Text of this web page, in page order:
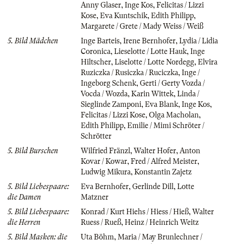
Anny Glaser, Inge Kos, Felicitas / Lizzi
Kose, Eva Kuntschik, Edith Philipp,
Margarete / Grete / Mady Weiss / Weiß
5. Bild Mädchen
Inge Barteis, Irene Bernhofer, Lydia / Lidia
Coronica, Lieselotte / Lotte Hauk, Inge
Hiltscher, Liselotte / Lotte Nordegg, Elvira
Ruziczka / Rusiczka / Ruciczka, Inge /
Ingeborg Schenk, Gerti / Gerty Vozda /
Vocda / Wozda, Karin Wittek, Linda /
Sieglinde Zamponi, Eva Blank, Inge Kos,
Felicitas / Lizzi Kose, Olga Macholan,
Edith Philipp, Emilie / Mimi Schröter /
Schrötter
5. Bild Burschen
Wilfried Fränzl , Walter Hofer, Anton
Kovar / Kowar, Fred / Alfred Meister,
Ludwig Mikura, Konstantin Zajetz
5. Bild Liebespaare:
die Damen
Eva Bernhofer, Gerlinde Dill , Lotte
Matzner
5. Bild Liebespaare:
die Herren
Konrad / Kurt Hiehs / Hiess / Hieß, Walter
Ruess / Rueß, Heinz / Heinrich Weitz
5. Bild Masken: die
Uta Böhm, Maria / May Brunlechner /